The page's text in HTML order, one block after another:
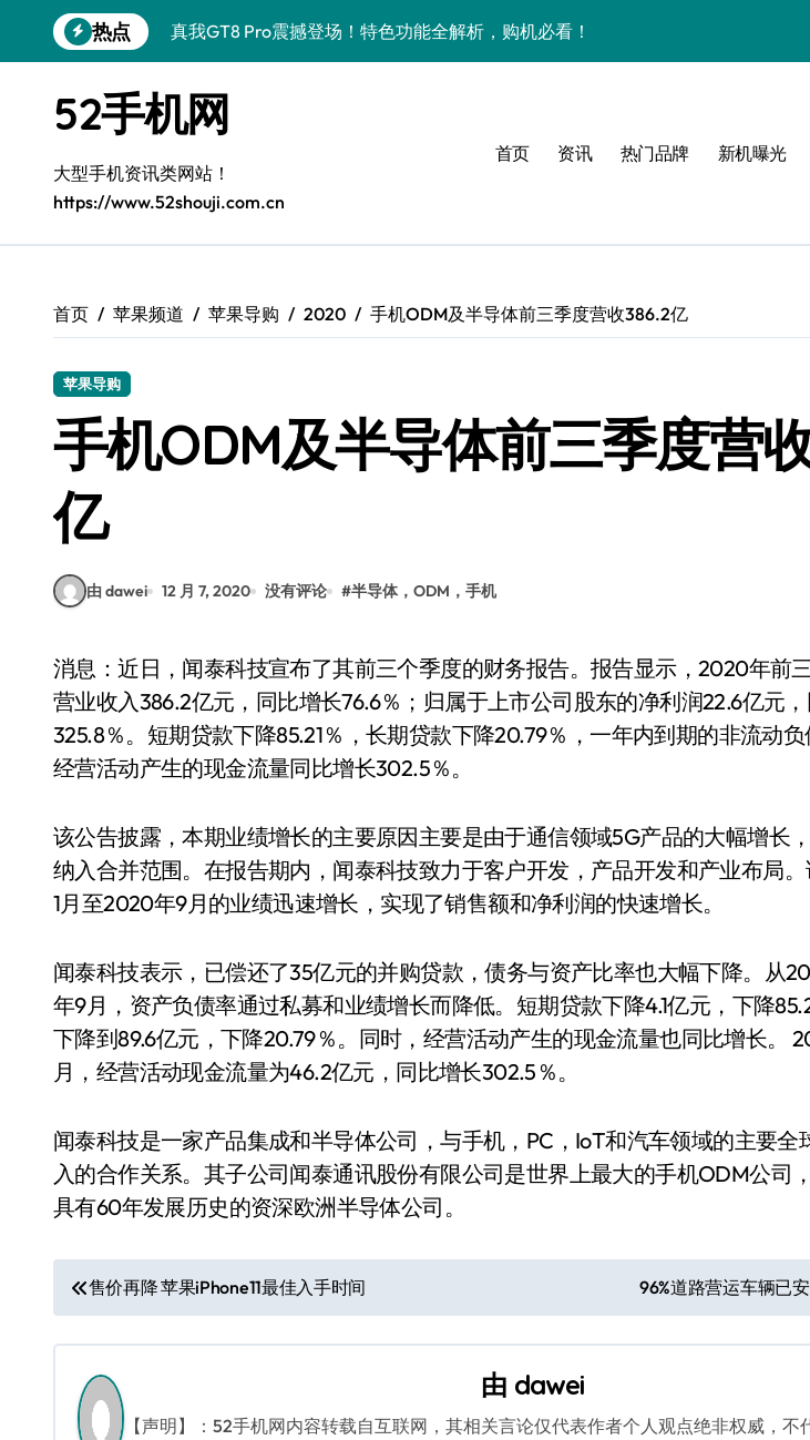
到
热点
真我GT8 Pro震撼登场！特色功能全解析，购机必看！
OPPO Find X9 Pro深度揭秘：亮点全解析+超实用技巧大放送！
vivo S50 Pro mini小屏旗舰来袭，精巧机身藏大能量速来围观！
REDMI K90深度揭秘：超强配置亮点，速来围观！
三星W26震撼来袭！速览资讯，畅享前沿智能科技！
华为nova 15 Ultra新功能解锁，限时优惠速来抢！
荣耀WIN资讯秒掌握，手机管家助你快人一步领风骚！
52手机网
大型手机资讯类网站！
https://www.52shouji.com.cn
首页 资讯 热门品牌 新机曝光
首页 苹果频道 苹果导购 2020 手机ODM及半导体前三季度营收386.2亿
苹果导购
手机ODM及半导体前三季度营
亿
由 dawei 12 月 7, 2020 没有评论 #半导体，ODM，手机
消息：近日，闻泰科技宣布了其前三个季度的财务报告。报告显示，2020年前三季度，公司实现
营业收入386.2亿元，同比增长76.6％；归属于上市公司股东的净利润22.6亿元
325.8％。短期贷款下降85.21％，长期贷款下降20.79％，一年内到期的非流动负
经营活动产生的现金流量同比增长302.5％。
该公告披露，本期业绩增长的主要原因主要是由于通信领域5G产品的大幅增长
纳入合并范围。在报告期内，闻泰科技致力于客户开发，产品开发和产业布局
1月至2020年9月的业绩迅速增长，实现了销售额和净利润的快速增长。
闻泰科技表示，已偿还了35亿元的并购贷款，债务与资产比率也大幅下降。从
年9月，资产负债率通过私募和业绩增长而降低。短期贷款下降4.1亿元，下降
下降到89.6亿元，下降20.79％。同时，经营活动产生的现金流量也同比增长。
月，经营活动现金流量为46.2亿元，同比增长302.5％。
闻泰科技是一家产品集成和半导体公司，与手机，PC，IoT和汽车领域的主要全
入的合作关系。其子公司闻泰通讯股份有限公司是世界上最大的手机ODM公司
具有60年发展历史的资深欧洲半导体公司。
文
章
导
航
售价再降 苹果iPhone11最佳入手时间 96%道路营运车辆已
由 dawei
【声明】：52手机网内容转载自互联网，其相关言论仅代表作者个人观点绝非权威，不